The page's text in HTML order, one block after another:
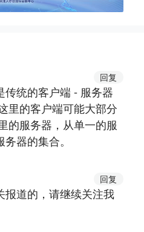
回复
传统的客户端 - 服务器
里的客户端可能大部分
的服务器，从单一的服
器的集合。
回复
报道的，请继续关注我